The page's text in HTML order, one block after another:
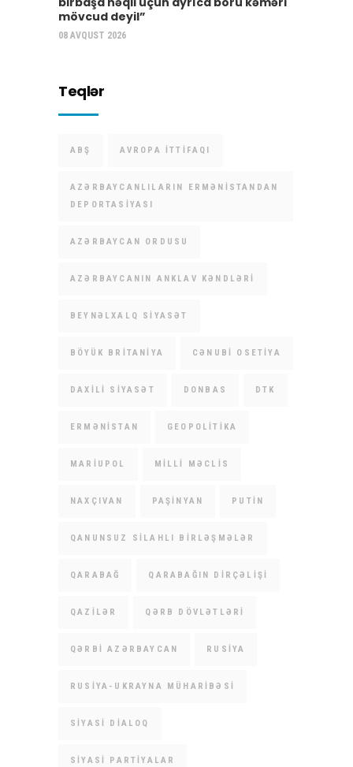
mövcud deyil”
08 AVQUST 2026
Teqlər
ABŞ AVROPA İTTIFAQI
AZƏRBAYCANLILARIN ERMƏNISTANDAN
DEPORTASIYASI
AZƏRBAYCAN ORDUSU
AZƏRBAYCANIN ANKLAV KƏNDLƏRI
BEYNƏLXALQ SIYASƏT
BÖYÜK BRITANIYA CƏNUBI OSETIYA
DAXILI SIYASƏT DONBAS DTK
ERMƏNISTAN GEOPOLITIKA
MARIUPOL MILLI MƏCLIS
NAXÇIVAN PAŞINYAN PUTIN
QANUNSUZ SILAHLI BIRLƏŞMƏLƏR
QARABAĞ QARABAĞIN DIRÇƏLIŞI
QAZILƏR QƏRB DÖVLƏTLƏRI
QƏRBI AZƏRBAYCAN RUSIYA
RUSIYA-UKRAYNA MÜHARIBƏSI
SIYASI DIALOQ
SIYASI PARTIYALAR